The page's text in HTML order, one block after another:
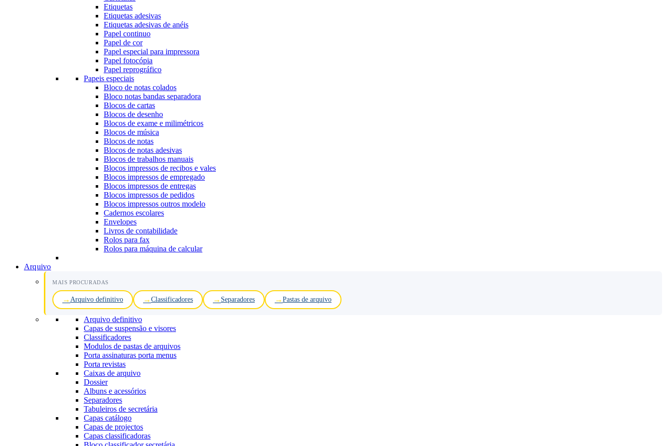
Etiquetas
Etiquetas adesivas
Etiquetas adesivas de anéis
Papel continuo
Papel de cor
Papel especial para impressora
Papel fotocópia
Papel reprográfico
Papeis especiais
Bloco de notas colados
Bloco notas bandas separadora
Blocos de cartas
Blocos de desenho
Blocos de exame e milimétricos
Blocos de música
Blocos de notas
Blocos de notas adesivas
Blocos de trabalhos manuais
Blocos impressos de recibos e vales
Blocos impressos de empregado
Blocos impressos de entregas
Blocos impressos de pedidos
Blocos impressos outros modelo
Cadernos escolares
Envelopes
Livros de contabilidade
Rolos para fax
Rolos para máquina de calcular
Arquivo
MAIS PROCURADAS
Arquivo definitivo Classificadores Separadores Pastas de arquivo
Arquivo definitivo
Capas de suspensão e visores
Classificadores
Modulos de pastas de arquivos
Porta assinaturas porta menus
Porta revistas
Caixas de arquivo
Dossier
Albuns e acessórios
Separadores
Tabuleiros de secretária
Capas catálogo
Capas de projectos
Capas classificadoras